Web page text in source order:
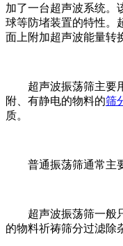
加了一台超声波系统。
球等防堵装置的特性。
面上附加超声波能量转
超声波振荡筛主要用
附、有静电的物料的筛
质。
普通振荡筛通常主要
超声波振荡筛一般只
的物料祈祷筛分过滤除